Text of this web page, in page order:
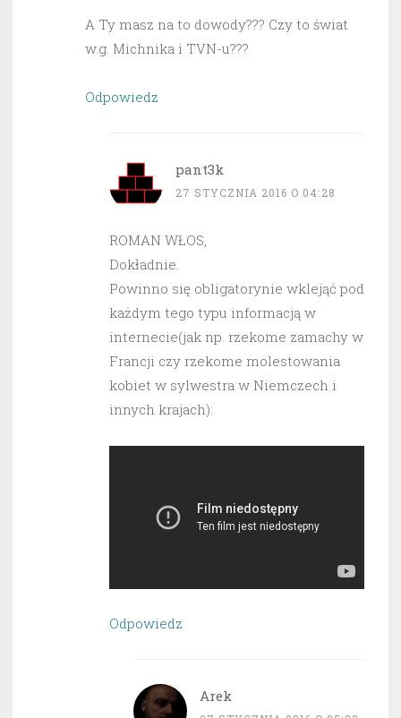
A Ty masz na to dowody??? Czy to świat
w.g. Michnika i TVN-u???
Odpowiedz
pant3k
27 STYCZNIA 2016 O 04:28
ROMAN WŁOS,
Dokładnie.
Powinno się obligatorynie wklejąć pod
każdym tego typu informacją w
internecie(jak np. rzekome zamachy w
Francji czy rzekome molestowania
kobiet w sylwestra w Niemczech i
innych krajach):
Odpowiedz
Arek